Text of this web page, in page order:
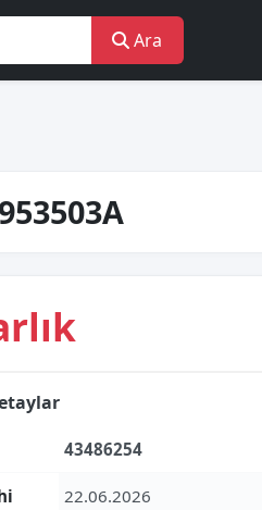
Ara
43486254
22.06.2026